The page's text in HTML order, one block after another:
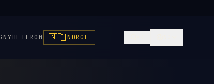
NYHETER OM 🇳🇴NORGE